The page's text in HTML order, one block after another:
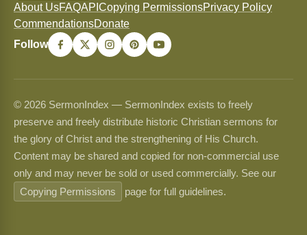
About UsFAQAPI Copying PermissionsPrivacy Policy
CommendationsDonate
Follow
© 2026 SermonIndex — SermonIndex exists to freely
preserve and freely distribute historic Christian sermons for
the glory of Christ and the strengthening of His Church.
Content may be shared and copied for non-commercial use
only and may never be sold or used commercially. See our
Copying Permissions
page for full guidelines.